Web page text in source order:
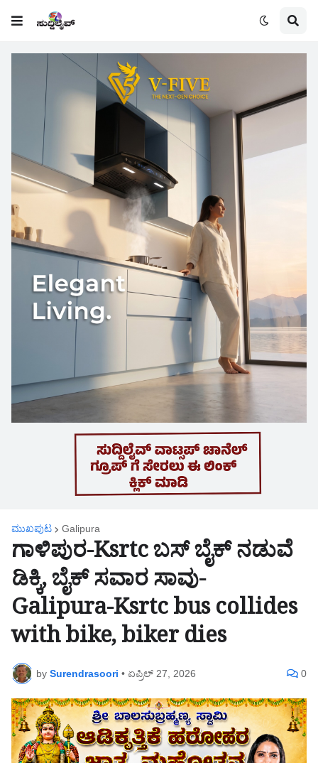
ಮುಖಪುಟ Galipura
ಗಾಳಿಪುರ-Ksrtc ಬಸ್ ಬೈಕ್ ನಡುವೆ
ಡಿಕ್ಕಿ, ಬೈಕ್ ಸವಾರ ಸಾವು-
Galipura-Ksrtc bus collides
with bike, biker dies
by Surendrasoori • ಏಪ್ರಿಲ್ 27, 2026 0